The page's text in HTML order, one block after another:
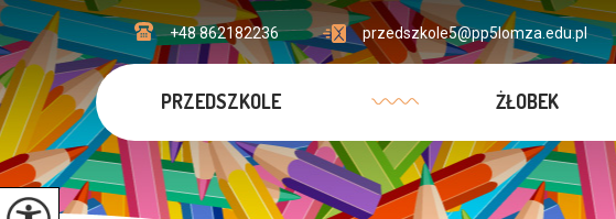
przedszkole5@pp5lomza.edu.pl
+48 862182236
PRZEDSZKOLE ŻŁOBEK